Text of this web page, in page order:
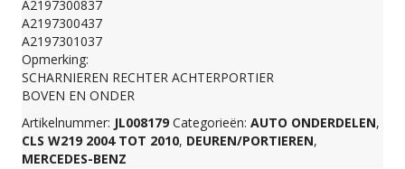
PORTIER
A2197300237
aantal
A2197300837
A2197300437
A2197301037
Opmerking:
SCHARNIEREN RECHTER ACHTERPORTIER
BOVEN EN ONDER
Artikelnummer: JL008179 Categorieën: AUTO ONDERDELEN,
CLS W219 2004 TOT 2010, DEUREN/PORTIEREN,
MERCEDES-BENZ